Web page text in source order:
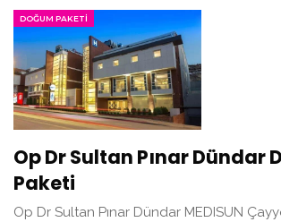
DOĞUM PAKETI
Op Dr Sultan Pınar Dündar
Paketi
Op Dr Sultan Pınar Dündar MEDISUN